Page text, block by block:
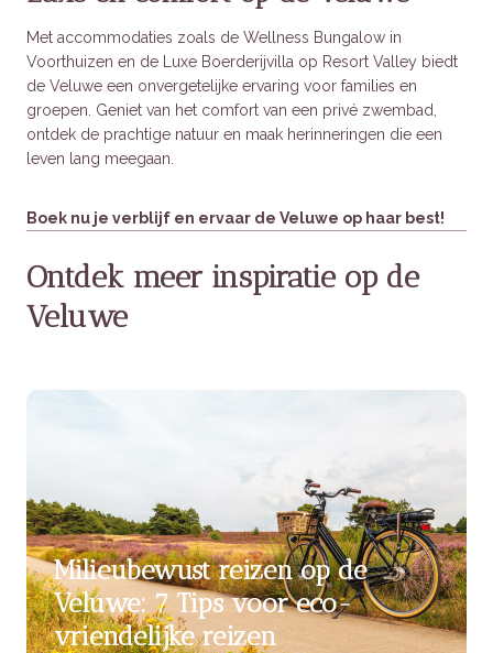
Met accommodaties zoals de Wellness Bungalow in
Voorthuizen en de Luxe Boerderijvilla op Resort Valley biedt
de Veluwe een onvergetelijke ervaring voor families en
groepen. Geniet van het comfort van een privé zwembad,
ontdek de prachtige natuur en maak herinneringen die een
leven lang meegaan.
Boek nu je verblijf en ervaar de Veluwe op haar best!
Ontdek meer inspiratie op de
Veluwe
Milieubewust reizen op de
Veluwe: 7 Tips voor eco-
vriendelijke reizen